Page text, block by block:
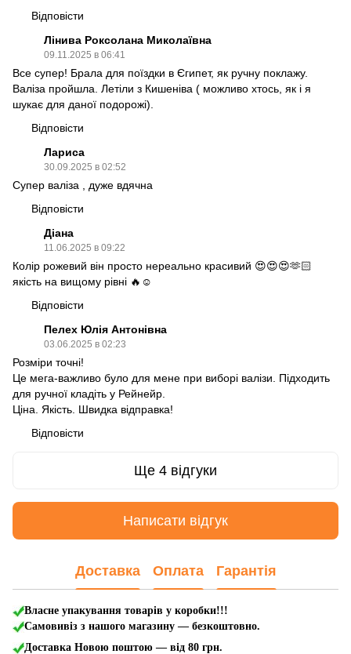
Відповісти
Лінива Роксолана Миколаївна
09.11.2025 в 06:41
Все супер! Брала для поїздки в Єгипет, як ручну поклажу.
Валіза пройшла. Летіли з Кишеніва ( можливо хтось, як і я
шукає для даної подорожі).
Відповісти
Лариса
30.09.2025 в 02:52
Супер валiза , дуже вдячна
Відповісти
Діана
11.06.2025 в 09:22
Колір рожевий він просто нереально красивий 😍😍😍🫶🏻
якість на вищому рівні 🔥☺️
Відповісти
Пелех Юлія Антонівна
03.06.2025 в 02:23
Розміри точні!
Це мега-важливо було для мене при виборі валізи. Підходить
для ручної кладіть у Рейнейр.
Ціна. Якість. Швидка відправка!
Відповісти
Ще 4 відгуки
Написати відгук
Доставка Оплата Гарантія
Власне упакування товарів у коробки!!!
Самовивіз з нашого магазину — безкоштовно.
Доставка Новою поштою — від 80 грн.